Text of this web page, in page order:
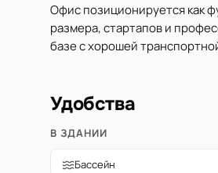
Офис позиционируется как
размера, стартапов и
базе с хорошей
Удобства
В ЗДАНИИ
Бассейн